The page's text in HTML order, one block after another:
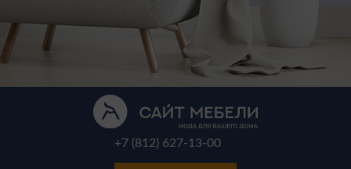
+7 (812) 627-13-00